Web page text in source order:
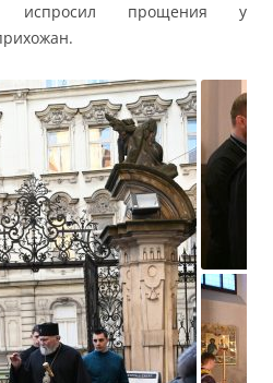
испросил прощения у